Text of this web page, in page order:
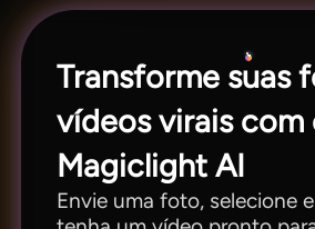
Transforme suas
vídeos virais com
Magiclight AI
Envie uma foto, selecione